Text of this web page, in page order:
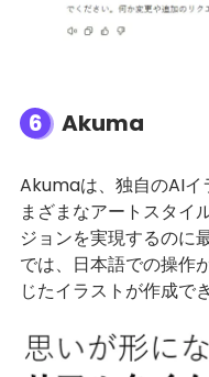
6 Akuma
Akumaは、独自のAIイ
まざまなアートスタイ
ジョンを実現するのに
では、日本語での操作
じたイラストが作成で